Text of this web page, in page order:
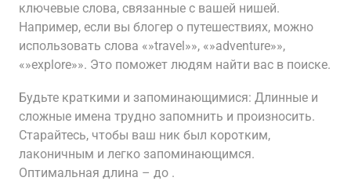
ключевые слова, связанные с вашей нишей.
Например, если вы блогер о путешествиях, можно
использовать слова «»travel»», «»adventure»»,
«»explore»». Это поможет людям найти вас в поиске.
Будьте краткими и запоминающимися: Длинные и
сложные имена трудно запомнить и произносить.
Старайтесь, чтобы ваш ник был коротким,
лаконичным и легко запоминающимся.
Оптимальная длина – до .